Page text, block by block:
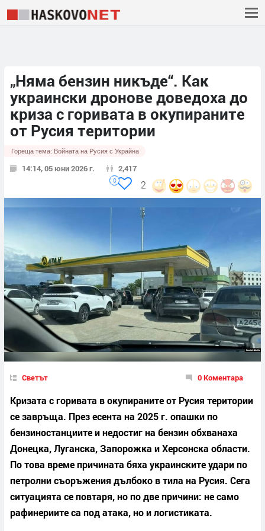
„Няма бензин никъде“. Как
украински дронове доведоха до
криза с горивата в окупираните
от Русия територии
Гореща тема: Войната на Русия с Украйна
14:14, 05 юни 2026 г. 2,417
2
0
Светът 0 Коментара
Кризата с горивата в окупираните от Русия територии
се завръща. През есента на 2025 г. опашки по
бензиностанциите и недостиг на бензин обхванаха
Донецка, Луганска, Запорожка и Херсонска области.
По това време причината бяха украинските удари по
петролни съоръжения дълбоко в тила на Русия. Сега
ситуацията се повтаря, но по две причини: не само
рафинериите са под атака, но и логистиката.